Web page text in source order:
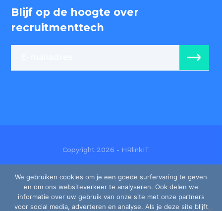
Blijf op de hoogte over
recruitmenttech
Copyright 2026 - HRlinkIT
Gebruiksvoorwaarden
Privacy
We gebruiken cookies om je een goede surfervaring te geven
en om ons websiteverkeer te analyseren. Ook delen we
informatie over uw gebruik van onze site met onze partners
voor social media, adverteren en analyse. Als je deze site blijft